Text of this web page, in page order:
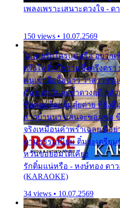
เพลงเพราะเสนาะดวงใจ - ด
150 views • 10.07.2569
ไม่เคยรักใครแน่หรือ อยาก
ตรึงใจ ติ๋มใช่งามซึ้งตรึงตร
คนเขาลืออื้อฉาว ว่าสาวๆรุ
กัน แต่หวั่นจะช้ำดวงฤดี กลั
ชื่อต๋อยต้อยตุ้มตุ๋ยต่าย พี่ยังลื
สาวบ้านนา แสนจะซอมซ่อ
จริงเหมือนคำพร่ำเฉลย พี่อ
ตามธรรมเนียม ติ๋มจะเตรีย
หวั่นขอยอมได้เคียง
รักติ๋มแน่หรือ - หงษ์ทอง ดา
(KARAOKE)
34 views • 10.07.2569